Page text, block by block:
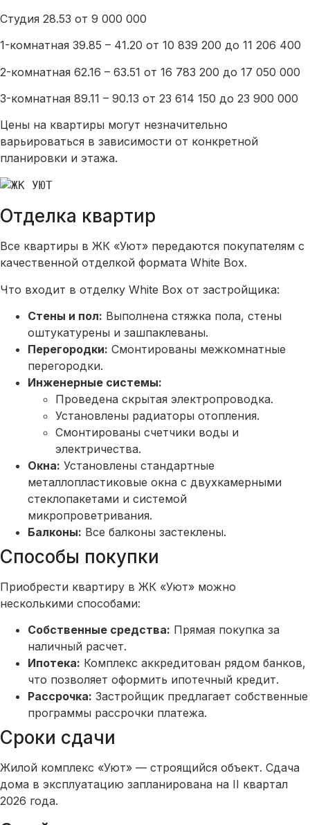
Студия 28.53 от 9 000 000
1-комнатная 39.85 – 41.20 от 10 839 200 до 11 206 400
2-комнатная 62.16 – 63.51 от 16 783 200 до 17 050 000
3-комнатная 89.11 – 90.13 от 23 614 150 до 23 900 000
Цены на квартиры могут незначительно
варьироваться в зависимости от конкретной
планировки и этажа.
Отделка квартир
Все квартиры в ЖК «Уют» передаются покупателям с
качественной отделкой формата White Box.
Что входит в отделку White Box от застройщика:
Стены и пол: Выполнена стяжка пола, стены
оштукатурены и зашпаклеваны.
Перегородки: Смонтированы межкомнатные
перегородки.
Инженерные системы:
Проведена скрытая электропроводка.
Установлены радиаторы отопления.
Смонтированы счетчики воды и
электричества.
Окна: Установлены стандартные
металлопластиковые окна с двухкамерными
стеклопакетами и системой
микропроветривания.
Балконы: Все балконы застеклены.
Способы покупки
Приобрести квартиру в ЖК «Уют» можно
несколькими способами:
Собственные средства: Прямая покупка за
наличный расчет.
Ипотека: Комплекс аккредитован рядом банков,
что позволяет оформить ипотечный кредит.
Рассрочка: Застройщик предлагает собственные
программы рассрочки платежа.
Сроки сдачи
Жилой комплекс «Уют» — строящийся объект. Сдача
дома в эксплуатацию запланирована на II квартал
2026 года.